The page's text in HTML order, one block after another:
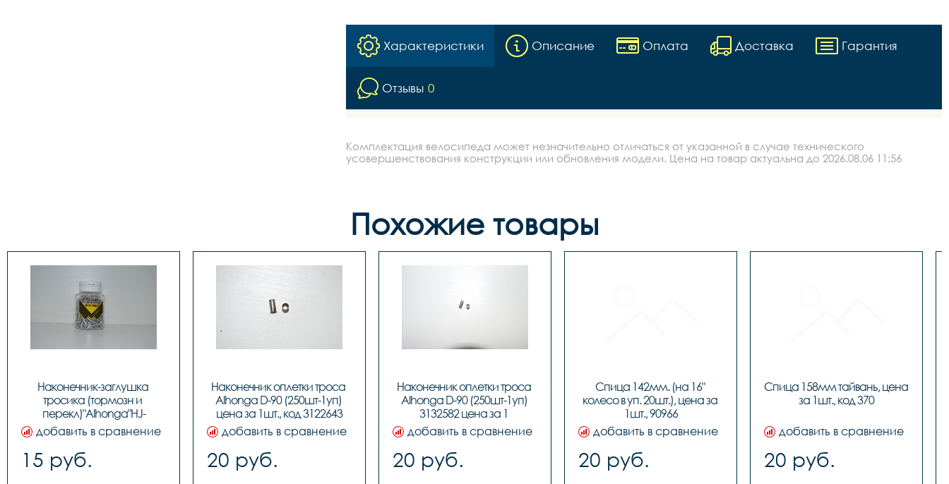
Характеристики Описание Оплата Доставка Гарантия
Отзывы 0
Комплектация велосипеда может незначительно отличаться от указанной в случае технического
усовершенствования конструкции или обновления модели. Цена на товар актуальна до 2026.08.06 11:56
Похожие товары
Наконечник-заглушка
тросика (тормозн и
перекл)"Alhonga"HJ-
D1001,ЦЕНА ЗА 1шт., код
40706
добавить в сравнение
15 руб.
Наконечник оплетки троса
Alhonga D-90 (250шт-1уп)
цена за 1шт., код 3122643
добавить в сравнение
20 руб.
Наконечник оплетки троса
Alhonga D-90 (250шт-1уп)
3132582 цена за 1
наконечник
добавить в сравнение
20 руб.
Спица 142мм. (на 16"
колесо в уп. 20шт.), цена за
1шт., 90966
добавить в сравнение
20 руб.
Спица 158мм тайвань, цена
за 1шт., код 370
добавить в сравнение
20 руб.